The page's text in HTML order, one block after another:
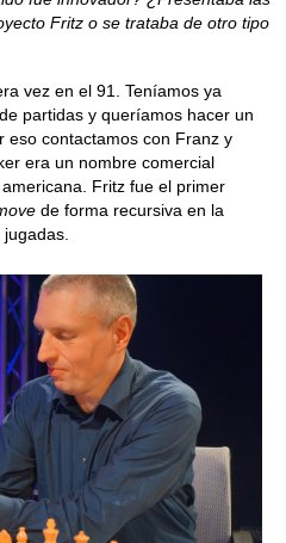
Fritz o se trataba de otro tipo
vez en el 91. Teníamos ya
partidas y queríamos hacer un
eso contactamos con Franz y
era un nombre comercial
Fritz fue el primer
de forma recursiva en la